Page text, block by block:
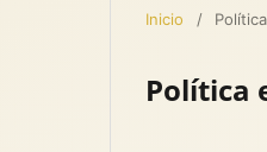
Inicio /
Política